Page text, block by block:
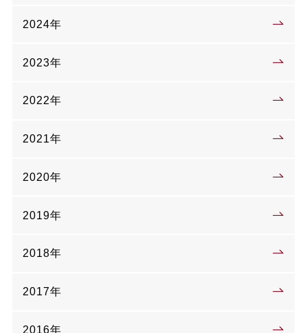
2024年
2023年
2022年
2021年
2020年
2019年
2018年
2017年
2016年